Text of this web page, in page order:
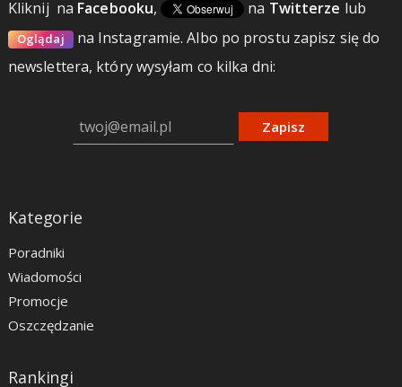
Kliknij na Facebooku, na Twitterze lub
Oglądaj na Instagramie.Albo po prostu zapisz się do
newslettera, który wysyłam co kilka dni:
Zapisz
Kategorie
Poradniki
Wiadomości
Promocje
Oszczędzanie
Rankingi